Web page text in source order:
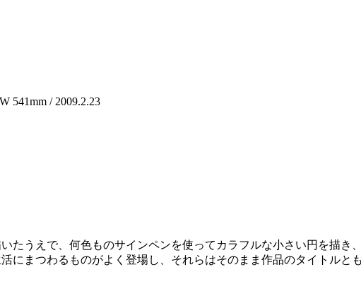
541mm / 2009.2.23
たうえで、何色ものサインペンを使ってカラフルな小さい円を描
にまつわるものがよく登場し、それらはそのまま作品のタイトルとも